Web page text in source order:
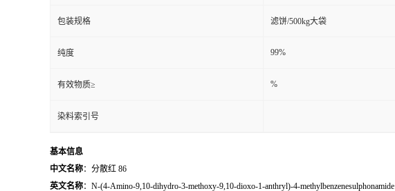
包装规格 滤饼/500kg大袋
纯度 99%
有效物质≥ %
染料索引号
基本信息
中文名称：分散红 86
英文名称：N-(4-Amino-9,10-dihydro-3-methoxy-9,10-dioxo-1-anthryl)-4-methylbenzenesulphonamide